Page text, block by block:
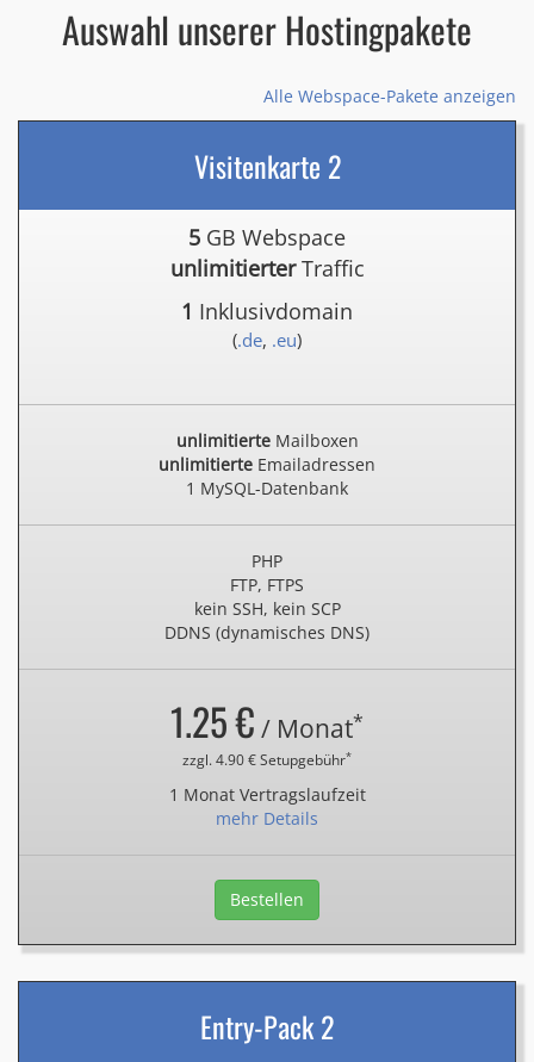
Auswahl unserer Hostingpakete
Alle Webspace-Pakete anzeigen
Visitenkarte 2
5 GB Webspace
unlimitierterTraffic
1 Inklusivdomain
(.de, .eu)
unlimitierteMailboxen
unlimitierte Emailadressen
1 MySQL-Datenbank
PHP
FTP, FTPS
kein SSH, kein SCP
DDNS (dynamisches DNS)
1.25 € / Monat*
zzgl. 4.90 € Setupgebühr*
1 Monat Vertragslaufzeit
mehr Details
Bestellen
Entry-Pack 2